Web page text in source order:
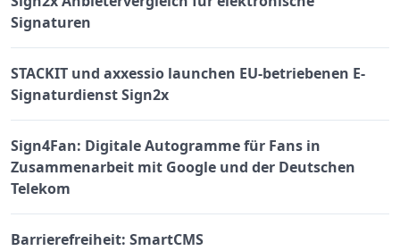
Signaturen
STACKIT und axxessio launchen EU-betriebenen E-
Signaturdienst Sign2x
Sign4Fan: Digitale Autogramme für Fans in
Zusammenarbeit mit Google und der Deutschen
Telekom
Barrierefreiheit: SmartCMS